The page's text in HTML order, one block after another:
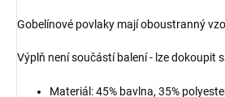
Gobelínové povlaky mají oboustranný
Výplň není součástí balení - lze dokoupit
Materiál: 45% bavlna, 35%